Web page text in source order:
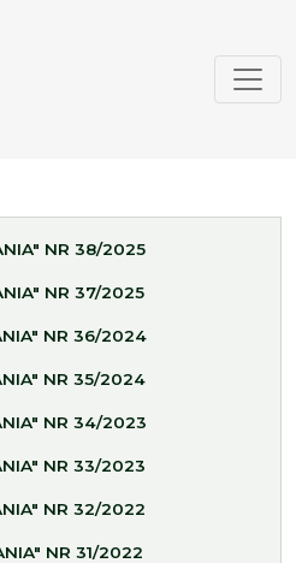
NR 38/2025
NR 37/2025
NR 36/2024
NR 35/2024
NR 34/2023
NR 33/2023
NR 32/2022
NR 31/2022